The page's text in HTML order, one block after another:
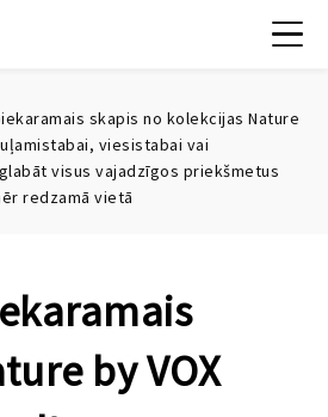
by VOX